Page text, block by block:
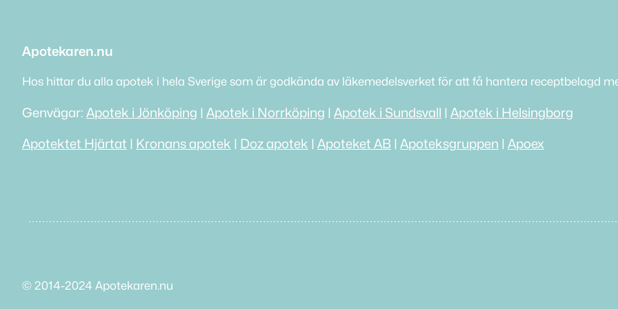
Apotekaren.nu
Hos hittar du alla apotek i hela Sverige som är godkända av läkemedelsverket för att få hantera receptbelagd
Genvägar: Apotek i Jönköping | Apotek i Norrköping | Apotek i Sundsvall | Apotek i Helsingborg
Apotektet Hjärtat | Kronans apotek | Doz apotek | Apoteket AB | Apoteksgruppen | Apoex
© 2014-2024 Apotekaren.nu